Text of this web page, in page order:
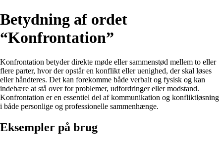
Betydning af ordet
“Konfrontation”
Konfrontation betyder direkte møde eller sammenstød mellem to eller
flere parter, hvor der opstår en konflikt eller uenighed, der skal løses
eller håndteres. Det kan forekomme både verbalt og fysisk og kan
indebære at stå over for problemer, udfordringer eller modstand.
Konfrontation er en essentiel del af kommunikation og konfliktløsning
i både personlige og professionelle sammenhænge.
Eksempler på brug